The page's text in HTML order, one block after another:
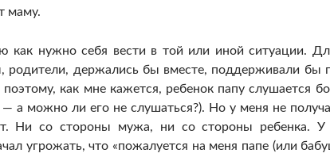
маму.
как нужно себя вести в той или иной ситуации.
держались бы вместе, поддерживали бы
как мне кажется, ребенок папу слушается
— а можно ли его не слушаться?). Но у меня не
Ни со стороны мужа, ни со стороны ребенка. У
угрожать, что «пожалуется на меня папе (или